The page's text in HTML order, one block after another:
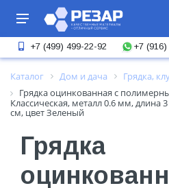
+7 (499) 499-22-92 +7
Каталог Дом и дача Грядка,
Грядка оцинкованная с
Классическая, металл 0.6 мм, длина
см, цвет Зеленый
Грядка